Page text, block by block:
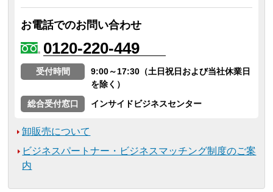
お電話でのお問い合わせ
0120-220-449
受付時間
9:00～17:30（土日祝日および当社休業日
を除く）
総合受付窓口
インサイドビジネスセンター
卸販売について
ビジネスパートナー・ビジネスマッチング制度のご案
内